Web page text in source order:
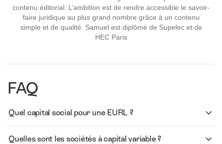
contenu éditorial. L’ambition est de rendre accessible le savoir-
faire juridique au plus grand nombre grâce à un contenu
simple et de qualité. Samuel est diplômé de Supelec et de
HEC Paris
FAQ
Quel capital social pour une EURL ?
Quelles sont les sociétés à capital variable ?